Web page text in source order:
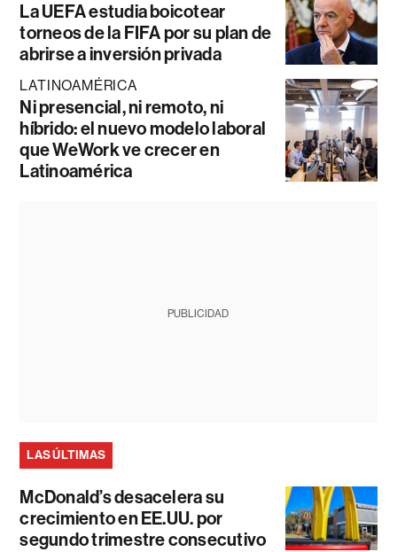
La UEFA estudia boicotear
torneos de la FIFA por su plan de
abrirse a inversión privada
LATINOAMÉRICA
Ni presencial, ni remoto, ni
híbrido: el nuevo modelo laboral
que WeWork ve crecer en
Latinoamérica
PUBLICIDAD
LAS ÚLTIMAS
McDonald’s desacelera su
crecimiento en EE.UU. por
segundo trimestre consecutivo